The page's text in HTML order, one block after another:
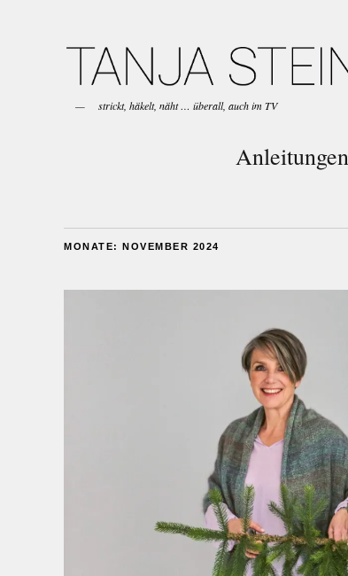
strickt, häkelt, näht … überall, auch im TV
Anleitungen
MONATE: NOVEMBER 2024